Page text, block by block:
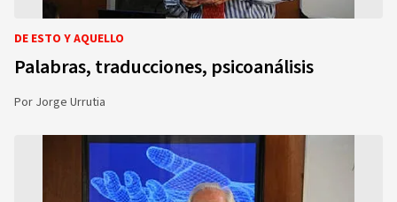
DE ESTO Y AQUELLO
Palabras, traducciones, psicoanálisis
Por Jorge Urrutia